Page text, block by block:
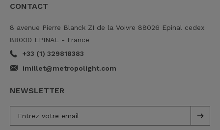
CONTACT
8 avenue Pierre Blanck ZI de la Voivre 88026 Epinal cedex
88000 EPINAL - France
+33 (1) 329818383
imillet@metropolight.com
NEWSLETTER